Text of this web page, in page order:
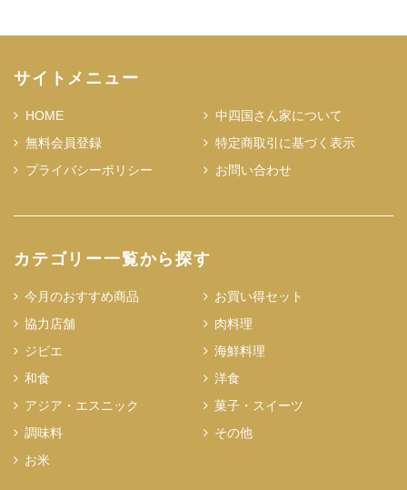
サイトメニュー
HOME
中四国さん家について
無料会員登録
特定商取引に基づく表示
プライバシーポリシー
お問い合わせ
カテゴリー一覧から探す
今月のおすすめ商品
お買い得セット
協力店舗
肉料理
ジビエ
海鮮料理
和食
洋食
アジア・エスニック
菓子・スイーツ
調味料
その他
お米